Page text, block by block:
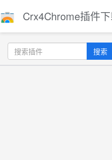
Crx4Chrome插件
搜索